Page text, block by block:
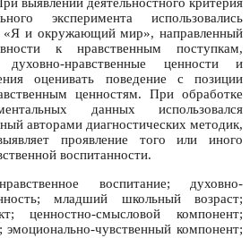
выявлении деятельностного критерия
эксперимента использовались
«Я и окружающий мир», направленный
к нравственным поступкам,
нравственные ценности и
оценивать поведение с позиции
ценностям. При обработке
данных использовался
авторами диагностических методик,
проявление того или иного
воспитанности.
воспитание; духовно-
младший школьный возраст;
ценностно-смысловой компонент;
эмоционально-чувственный компонент;